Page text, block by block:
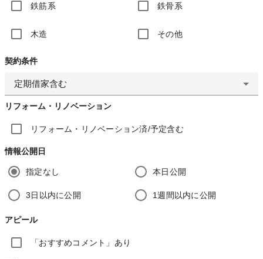
鉄筋系 鉄骨系
木造 その他
契約条件
定期借家含む
リフォーム・リノベーション
リフォーム・リノベーション済/予定含む
情報公開日
指定なし 本日公開
3日以内に公開 1週間以内に公開
アピール
「おすすめコメント」あり